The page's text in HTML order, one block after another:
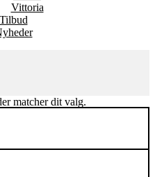
Vittoria
Tilbud
matcher dit valg.